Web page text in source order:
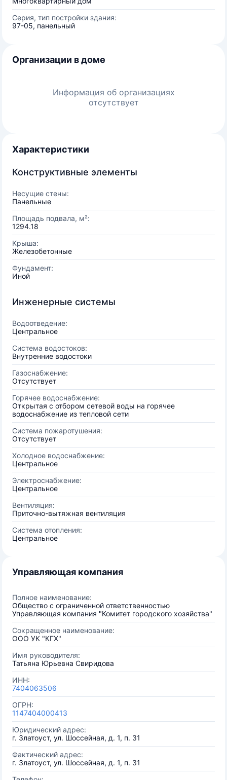
Серия, тип постройки здания:
97-05, панельный
Организации в доме
Информация об организациях
отсутствует
Характеристики
Конструктивные элементы
Несущие стены:
Панельные
Площадь подвала, м²:
1294.18
Крыша:
Железобетонные
Фундамент:
Иной
Инженерные системы
Водоотведение:
Центральное
Система водостоков:
Внутренние водостоки
Газоснабжение:
Отсутствует
Горячее водоснабжение:
Открытая с отбором сетевой воды на горячее
водоснабжение из тепловой сети
Система пожаротушения:
Отсутствует
Холодное водоснабжение:
Центральное
Электроснабжение:
Центральное
Вентиляция:
Приточно-вытяжная вентиляция
Система отопления:
Центральное
Управляющая компания
Полное наименование:
Общество с ограниченной ответственностью
Управляющая компания "Комитет городского хозяйства"
Сокращенное наименование:
ООО УК "КГХ"
Имя руководителя:
Татьяна Юрьевна Свиридова
ИНН:
7404063506
ОГРН:
1147404000413
Юридический адрес:
г. Златоуст, ул. Шоссейная, д. 1, п. 31
Фактический адрес:
г. Златоуст, ул. Шоссейная, д. 1, п. 31